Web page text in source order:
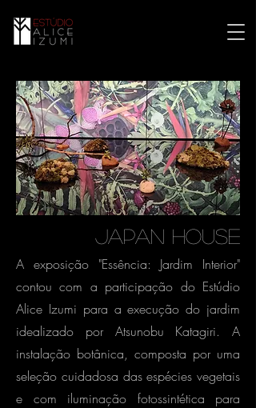
JAPAN HOUSE
A exposição "Essência: Jardim Interior"
contou com a participação do Estúdio
Alice Izumi para a execução do jardim
idealizado por Atsunobu Katagiri. A
instalação botânica, composta por uma
seleção cuidadosa das espécies vegetais
e com iluminação fotossintética para